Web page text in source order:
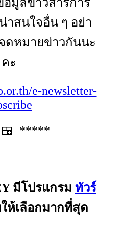
าสนใจอื่น ๆ อย่า
ดหมายข่าวกันนะ
คะ
e-newsletter-
*****
มีโปรแกรม ทัวร์
เลือกมากที่สุด